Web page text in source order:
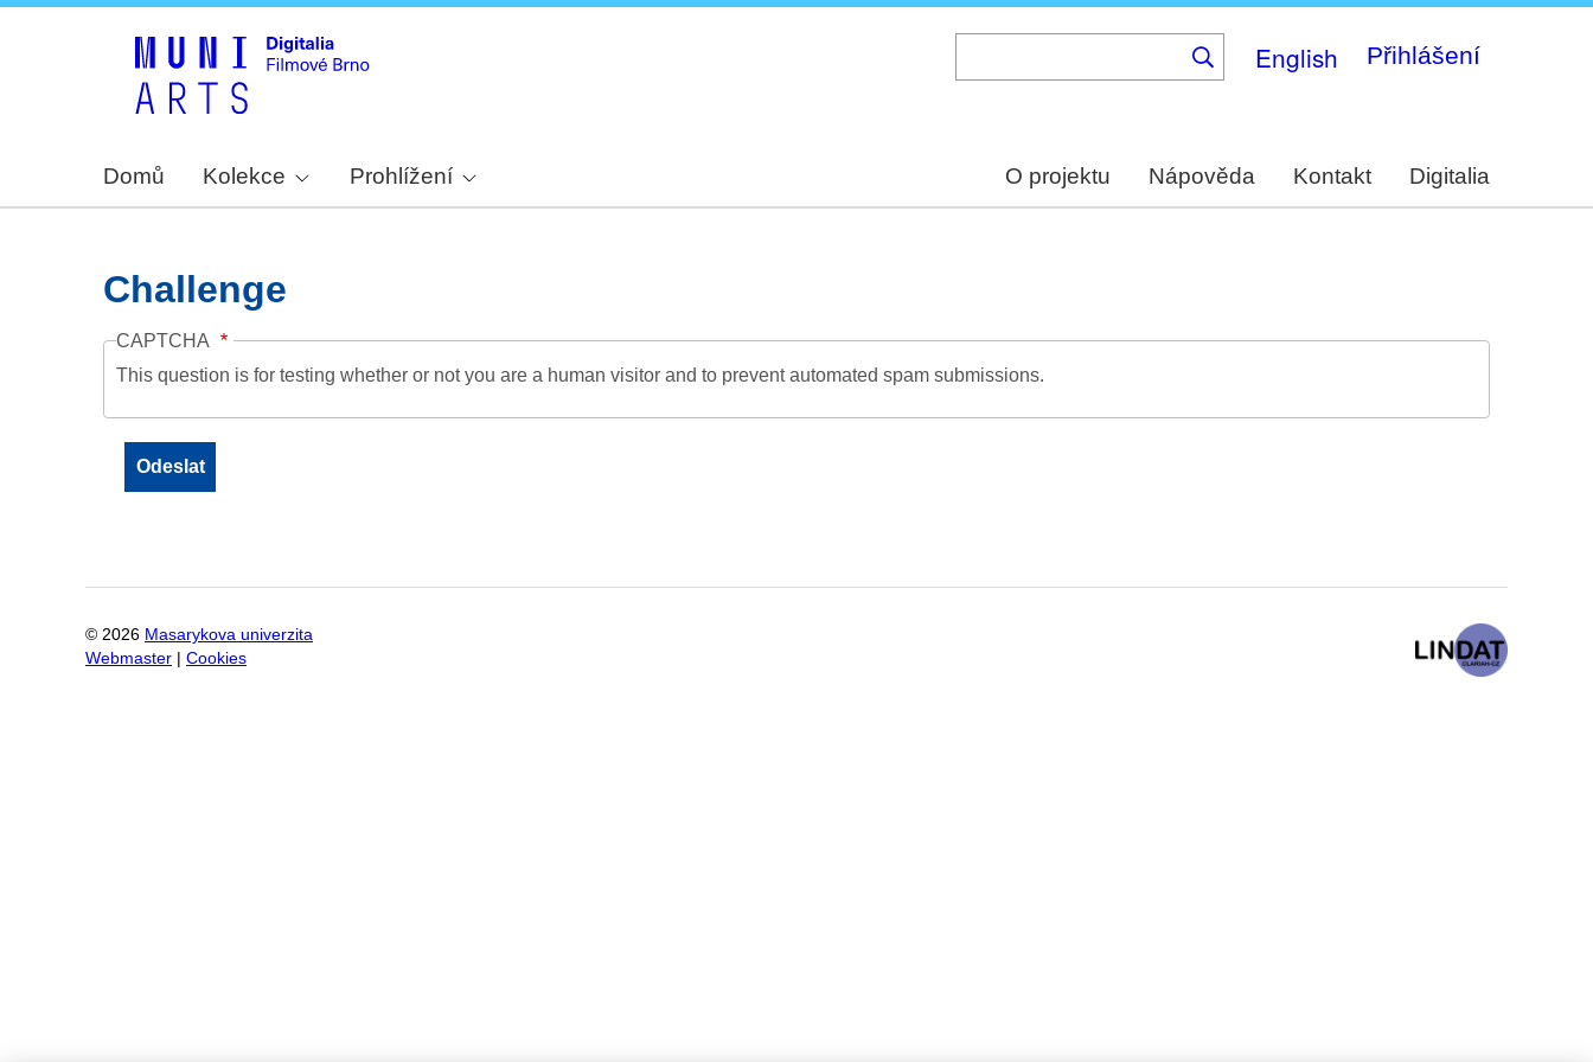
English Přihlášení
Domů Kolekce Prohlížení O projektu Nápověda Kontakt Digitalia
Challenge
CAPTCHA
This question is for testing whether or not you are a human visitor and to prevent automated spam submissions.
© 2026 Masarykova univerzita
Webmaster
Cookies